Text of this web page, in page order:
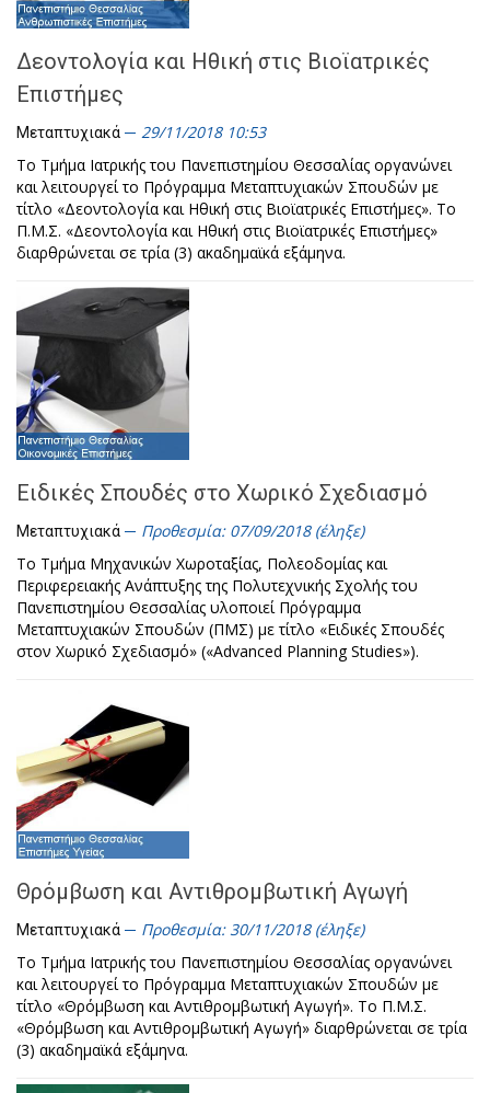
Δεοντολογία και Ηθική στις Βιοϊατρικές
Επιστήμες
Μεταπτυχιακά
29/11/2018 10:53
Το Τμήμα Ιατρικής του Πανεπιστημίου Θεσσαλίας οργανώνει
και λειτουργεί το Πρόγραμμα Μεταπτυχιακών Σπουδών με
τίτλο «Δεοντολογία και Ηθική στις Βιοϊατρικές Επιστήμες». Το
Π.Μ.Σ. «Δεοντολογία και Ηθική στις Βιοϊατρικές Επιστήμες»
διαρθρώνεται σε τρία (3) ακαδημαϊκά εξάμηνα.
Ειδικές Σπουδές στο Χωρικό Σχεδιασμό
Μεταπτυχιακά
Προθεσμία: 07/09/2018 (έληξε)
Το Τμήμα Μηχανικών Χωροταξίας, Πολεοδομίας και
Περιφερειακής Ανάπτυξης της Πολυτεχνικής Σχολής του
Πανεπιστημίου Θεσσαλίας υλοποιεί Πρόγραμμα
Μεταπτυχιακών Σπουδών (ΠΜΣ) με τίτλο «Ειδικές Σπουδές
στον Χωρικό Σχεδιασμό» («Advanced Planning Studies»).
Θρόμβωση και Αντιθρομβωτική Αγωγή
Μεταπτυχιακά
Προθεσμία: 30/11/2018 (έληξε)
Το Τμήμα Ιατρικής του Πανεπιστημίου Θεσσαλίας οργανώνει
και λειτουργεί το Πρόγραμμα Μεταπτυχιακών Σπουδών με
τίτλο «Θρόμβωση και Αντιθρομβωτική Αγωγή». Το Π.Μ.Σ.
«Θρόμβωση και Αντιθρομβωτική Αγωγή» διαρθρώνεται σε τρία
(3) ακαδημαϊκά εξάμηνα.